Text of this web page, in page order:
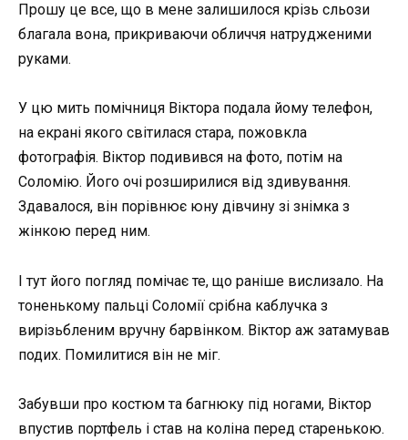
Прошу це все, що в мене залишилося крізь сльози
благала вона, прикриваючи обличчя натрудженими
руками.
У цю мить помічниця Віктора подала йому телефон,
на екрані якого світилася стара, пожовкла
фотографія. Віктор подивився на фото, потім на
Соломію. Його очі розширилися від здивування.
Здавалося, він порівнює юну дівчину зі знімка з
жінкою перед ним.
І тут його погляд помічає те, що раніше вислизало. На
тоненькому пальці Соломії срібна каблучка з
вирізьбленим вручну барвінком. Віктор аж затамував
подих. Помилитися він не міг.
Забувши про костюм та багнюку під ногами, Віктор
впустив портфель і став на коліна перед старенькою.